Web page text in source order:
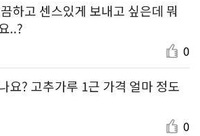
하고 센스있게 보내고 싶은데 뭐
..?
0
요? 고추가루 1근 가격 얼마 정도
0